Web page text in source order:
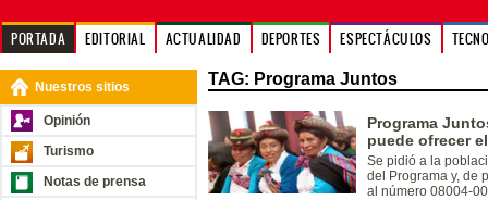
PORTADA EDITORIAL ACTUALIDAD DEPORTES ESPECTÁCULOS
Nuestros sitios
Opinión
Turismo
Notas de prensa
TAG: Programa Juntos
Programa
puede ofrecer
Se pidió a la
del Programa y, de
al número 08004-